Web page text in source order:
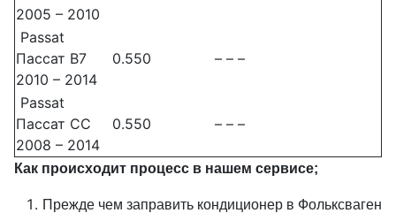
2005 – 2010
Passat
Пассат B7
2010 – 2014
0.550 – – –
Passat
Пассат CC
2008 – 2014
0.550 – – –
Как происходит процесс в нашем сервисе;
Прежде чем заправить кондиционер в Фольксваген